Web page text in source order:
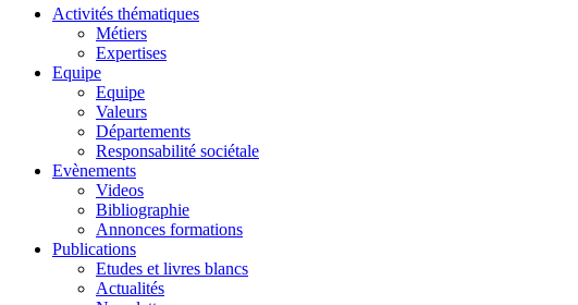
Activités thématiques
Métiers
Expertises
Equipe
Equipe
Valeurs
Départements
Responsabilité sociétale
Evènements
Videos
Bibliographie
Annonces formations
Publications
Etudes et livres blancs
Actualités